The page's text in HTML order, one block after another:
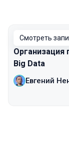
Смотреть
Организация
Big Data
Евгений